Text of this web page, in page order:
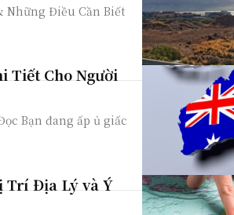
Những Điều Cần Biết
Tiết Cho Người
Bạn đang ấp ủ giấc
Trí Địa Lý và Ý